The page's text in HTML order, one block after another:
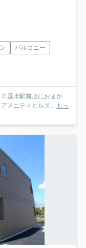
バルコニー
垂水駅前店におまか
メニティヒルズ... もっ